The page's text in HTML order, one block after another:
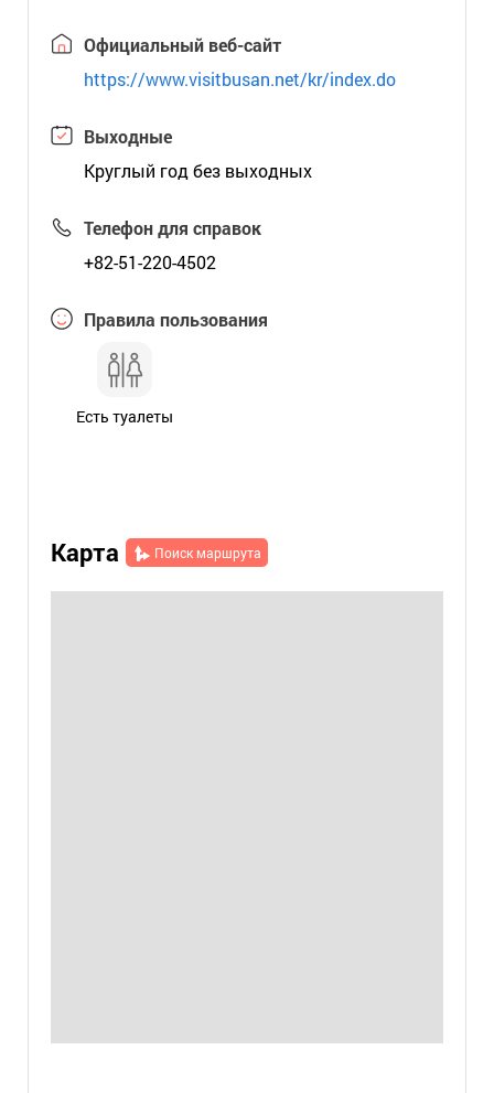
Официальный веб-сайт
https://www.visitbusan.net/kr/index.do
Выходные
Круглый год без выходных
Телефон для справок
+82-51-220-4502
Правила пользования
Есть туалеты
Карта Поиск маршрута